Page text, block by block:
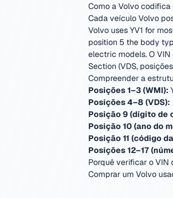
Como a Volvo codifica
Cada veículo Volvo
Volvo uses YV1 for
position 5 the body
electric models.O
Section (VDS,
Compreender a
Posições 1–3 (WMI):
Posições 4–8 (VDS):
Posição 9 (dígito de
Posição 10 (ano do
Posição 11 (código
Posições 12–17
Porquê verificar o VIN
Comprar um Volvo